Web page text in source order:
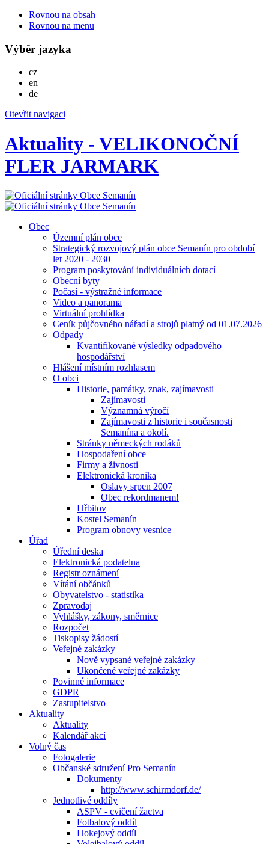
Rovnou na obsah
Rovnou na menu
Výběr jazyka
czČesky
en
deDeutsch
Otevřit navigaci
Aktuality - VELIKONOČNÍ
FLER JARMARK
Obec
Územní plán obce
Strategický rozvojový plán obce Semanín pro období
let 2020 - 2030
Program poskytování individuálních dotací
Obecní byty
Počasí - výstražné informace
Video a panorama
Virtuální prohlídka
Ceník půjčovného nářadí a strojů platný od 01.07.2026
Odpady
Kvantifikované výsledky odpadového
hospodářství
Hlášení místním rozhlasem
O obci
Historie, památky, znak, zajímavosti
Zajímavosti
Významná výročí
Zajímavosti z historie i současnosti
Semanína a okolí.
Stránky německých rodáků
Hospodaření obce
Firmy a živnosti
Elektronická kronika
Oslavy srpen 2007
Obec rekordmanem!
Hřbitov
Kostel Semanín
Program obnovy vesnice
Úřad
Úřední deska
Elektronická podatelna
Registr oznámení
Vítání občánků
Obyvatelstvo - statistika
Zpravodaj
Vyhlášky, zákony, směrnice
Rozpočet
Tiskopisy žádostí
Veřejné zakázky
Nově vypsané veřejné zakázky
Ukončené veřejné zakázky
Povinné informace
GDPR
Zastupitelstvo
Aktuality
Aktuality
Kalendář akcí
Volný čas
Fotogalerie
Občanské sdružení Pro Semanín
Dokumenty
http://www.schirmdorf.de/
Jednotlivé oddíly
ASPV - cvičení žactva
Fotbalový oddíl
Hokejový oddíl